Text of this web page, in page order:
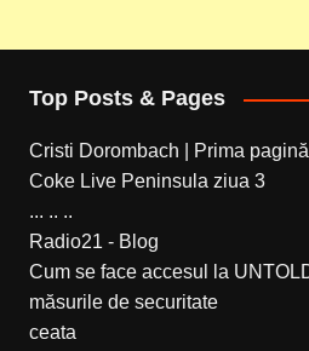
Top Posts & Pages
Cristi Dorombach | Prima pagină
Coke Live Peninsula ziua 3
... .. ..
Radio21 - Blog
Cum se face accesul la
măsurile de securitate
ceata